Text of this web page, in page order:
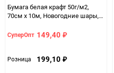
Бумага белая крафт 50г/м2,
70см x 10м, Новогодние шары,
СуперОпт 149,40 ₽
Розница 199,10 ₽